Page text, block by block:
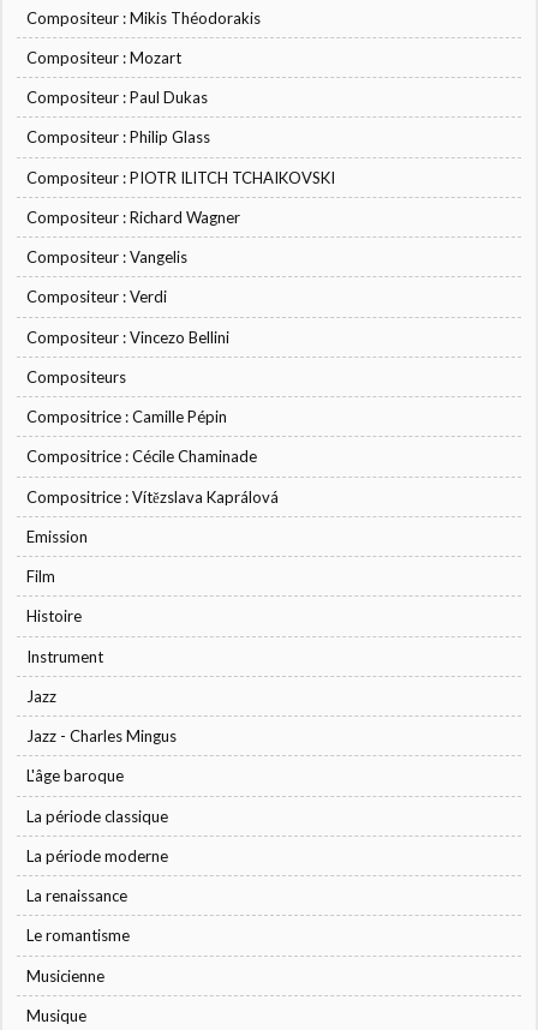
Compositeur : Mikis Théodorakis
Compositeur : Mozart
Compositeur : Paul Dukas
Compositeur : Philip Glass
Compositeur : PIOTR ILITCH TCHAIKOVSKI
Compositeur : Richard Wagner
Compositeur : Vangelis
Compositeur : Verdi
Compositeur : Vincezo Bellini
Compositeurs
Compositrice : Camille Pépin
Compositrice : Cécile Chaminade
Compositrice : Vítězslava Kaprálová
Emission
Film
Histoire
Instrument
Jazz
Jazz - Charles Mingus
L'âge baroque
La période classique
La période moderne
La renaissance
Le romantisme
Musicienne
Musique